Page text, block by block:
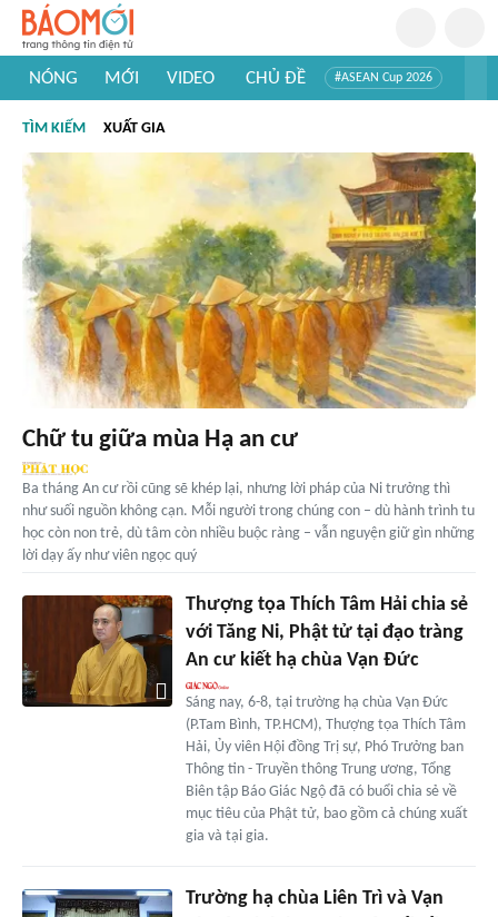
NÓNG MỚI VIDEO CHỦ ĐỀ #ASEAN Cup 2026
#Khám phá thế giới
TÌM KIẾM XUẤT GIA
Chữ tu giữa mùa Hạ an cư
Ba tháng An cư rồi cũng sẽ khép lại, nhưng lời pháp của Ni trưởng thì
như suối nguồn không cạn. Mỗi người trong chúng con – dù hành trình tu
học còn non trẻ, dù tâm còn nhiều buộc ràng – vẫn nguyện giữ gìn những
lời dạy ấy như viên ngọc quý
Thượng tọa Thích Tâm Hải chia sẻ
với Tăng Ni, Phật tử tại đạo tràng
An cư kiết hạ chùa Vạn Đức
Sáng nay, 6-8, tại trường hạ chùa Vạn Đức
(P.Tam Bình, TP.HCM), Thượng tọa Thích Tâm
Hải, Ủy viên Hội đồng Trị sự, Phó Trưởng ban
Thông tin - Truyền thông Trung ương, Tổng
Biên tập Báo Giác Ngộ đã có buổi chia sẻ về
mục tiêu của Phật tử, bao gồm cả chúng xuất
gia và tại gia.
Trường hạ chùa Liên Trì và Vạn